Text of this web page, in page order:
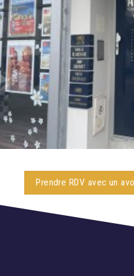
Prendre RDV avec un